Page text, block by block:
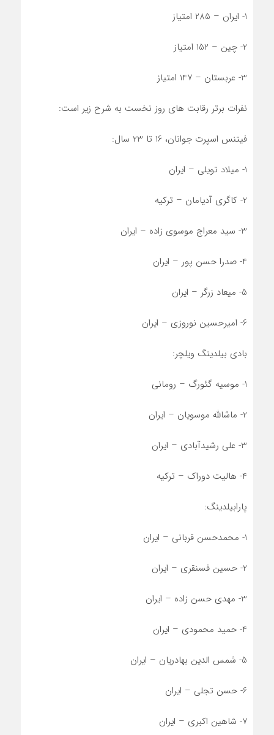
1- ایران – 285 امتیاز
2- چین – 152 امتیاز
3- عربستان – 147 امتیاز
نفرات برتر رقابت های روز نخست به شرح زیر است:
فیتنس اسپرت جوانان، 16 تا 23 سال:
1- میلاد تویلی – ایران
2- کاگری آدیامان – ترکیه
3- سید معراج موسوی زاده – ایران
4- صدرا حسن پور – ایران
5- میعاد زرگر – ایران
6- امیرحسین نوروزی – ایران
بادی بیلدینگ ویلچر:
1- موسیه گئورگ – رومانی
2- ماشالله موسویان – ایران
3- علی رشیدآبادی – ایران
4- هالیت دوراک – ترکیه
پارابیلدینگ:
1- محمدحسن قربانی – ایران
2- حسین فسنقری – ایران
3- مهدی حسن زاده – ایران
4- حمید محمودی – ایران
5- شمس الدین بهادریان – ایران
6- حسن تجلی – ایران
7- شاهین اکبری – ایران